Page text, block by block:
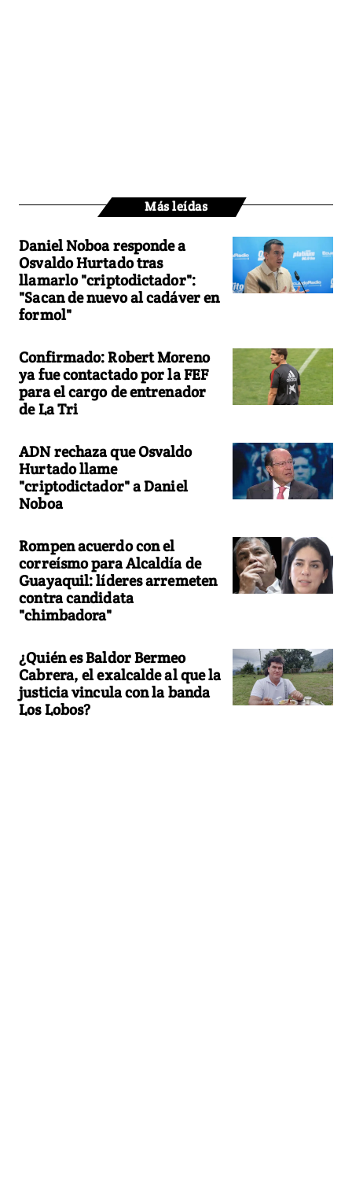
Más leídas
Daniel Noboa responde a
Osvaldo Hurtado tras
llamarlo "criptodictador":
"Sacan de nuevo al cadáver en
formol"
Confirmado: Robert Moreno
ya fue contactado por la FEF
para el cargo de entrenador
de La Tri
ADN rechaza que Osvaldo
Hurtado llame
"criptodictador" a Daniel
Noboa
Rompen acuerdo con el
correísmo para Alcaldía de
Guayaquil: líderes arremeten
contra candidata
"chimbadora"
¿Quién es Baldor Bermeo
Cabrera, el exalcalde al que la
justicia vincula con la banda
Los Lobos?